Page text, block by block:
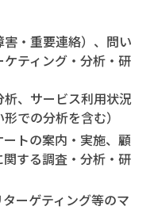
・重要連絡）、問い
ティング・分析・研
、サービス利用状況
での分析を含む）
トの案内・実施、顧
する調査・分析・研
ーゲティング等のマ